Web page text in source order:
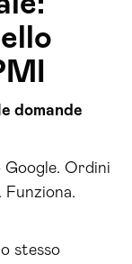
domande
Ordini
Funziona.
stesso